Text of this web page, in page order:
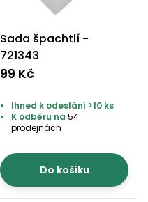
Sada špachtlí -
721343
99 Kč
Ihned k odeslání >10 ks
K odběru na 54
prodejnách
Do košíku